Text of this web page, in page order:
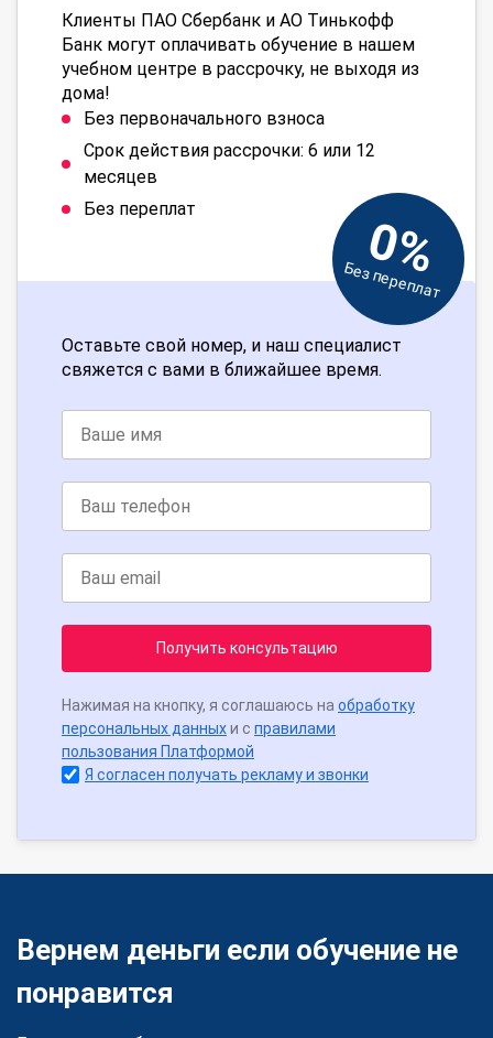
Клиенты ПАО Сбербанк и АО Тинькофф
Банк могут оплачивать обучение в нашем
учебном центре в рассрочку, не выходя из
дома!
Без первоначального взноса
Срок действия рассрочки: 6 или 12
месяцев
Без переплат
0%
Без переплат
Оставьте свой номер, и наш специалист
свяжется с вами в ближайшее время.
Получить консультацию
Нажимая на кнопку, я соглашаюсь на обработку
персональных данныхи с правилами
пользования Платформой
Я согласен получать рекламу и звонки
Вернем деньги если обучение не
понравится